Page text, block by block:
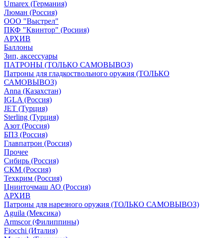
Umarex (Германия)
Люман (Россия)
ООО "Выстрел"
ПКФ "Квинтор" (Росиия)
АРХИВ
Баллоны
Зип, аксессуары
ПАТРОНЫ (ТОЛЬКО САМОВЫВОЗ)
Патроны для гладкоствольного оружия (ТОЛЬКО
САМОВЫВОЗ)
Anna (Казахстан)
IGLA (Россия)
JET (Турция)
Sterling (Турция)
Азот (Россия)
БПЗ (Россия)
Главпатрон (Россия)
Прочее
Сибирь (Россия)
СКМ (Россия)
Техкрим (Россия)
Цнииточмаш АО (Россия)
АРХИВ
Патроны для нарезного оружия (ТОЛЬКО САМОВЫВОЗ)
Aguila (Мексика)
Armscor (Филиппины)
Fiocchi (Италия)